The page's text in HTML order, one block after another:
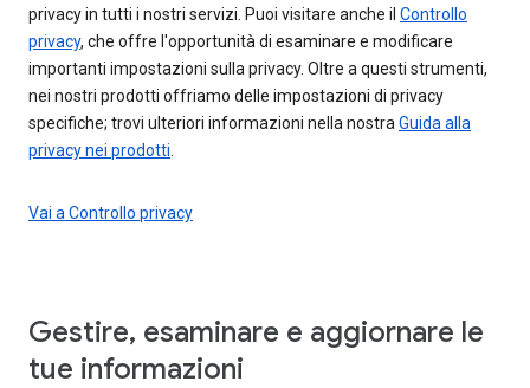
privacy in tutti i nostri servizi. Puoi visitare anche il Controllo
privacy, che offre l'opportunità di esaminare e modificare
importanti impostazioni sulla privacy. Oltre a questi strumenti,
nei nostri prodotti offriamo delle impostazioni di privacy
specifiche; trovi ulteriori informazioni nella nostra Guida alla
privacy nei prodotti
Vai a Controllo privacy
Gestire, esaminare e aggiornare le
tue informazioni